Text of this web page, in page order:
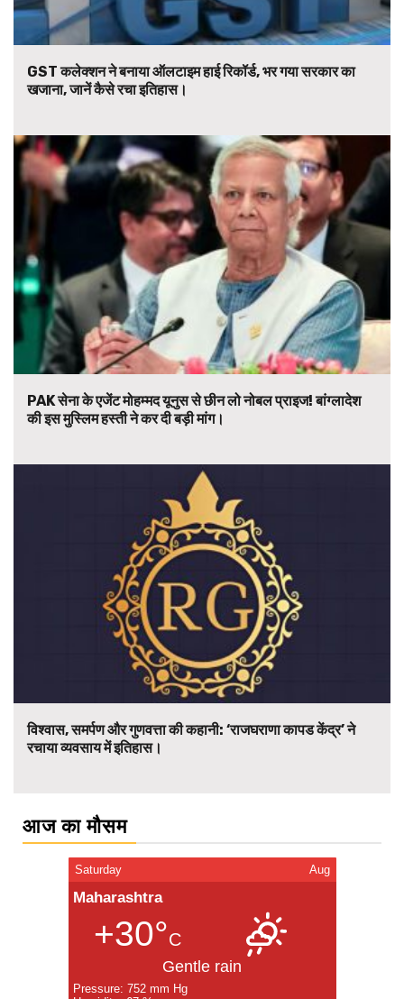
GST कलेक्शन ने बनाया ऑलटाइम हाई रिकॉर्ड, भर गया सरकार का
खजाना, जानें कैसे रचा इतिहास।
PAK सेना के एजेंट मोहम्मद यूनुस से छीन लो नोबल प्राइज! बांग्लादेश
की इस मुस्लिम हस्ती ने कर दी बड़ी मांग।
विश्वास, समर्पण और गुणवत्ता की कहानी: ‘राजघराणा कापड केंद्र’ ने
रचाया व्यवसाय में इतिहास।
आज का मौसम
Saturday Aug
Maharashtra
+30°C
Gentle rain
Pressure: 752 mm Hg